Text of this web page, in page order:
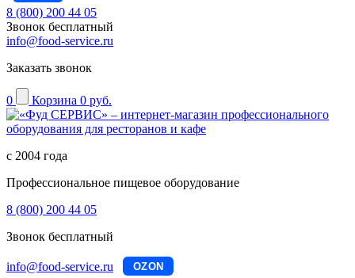
8 (800) 200 44 05
Звонок бесплатный
info@food-service.ru
Заказать звонок
0 Корзина 0 руб.
с 2004 года
Профессиональное пищевое оборудование
8 (800) 200 44 05
Звонок бесплатный
info@food-service.ru OZON